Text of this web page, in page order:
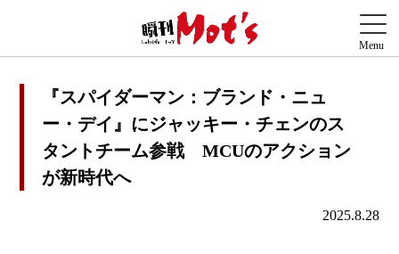
『スパイダーマン：ブランド・ニュ
ー・デイ』にジャッキー・チェンのス
タントチーム参戦 MCUのアクション
が新時代へ
2025.8.28